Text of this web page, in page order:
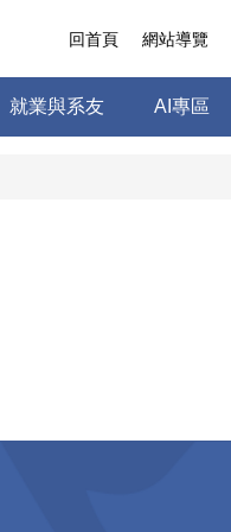
回首頁 網站導覽
就業與系友 AI專區